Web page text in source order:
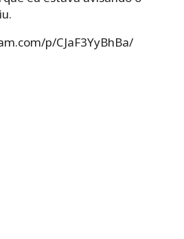
p/CJaF3YyBhBa/